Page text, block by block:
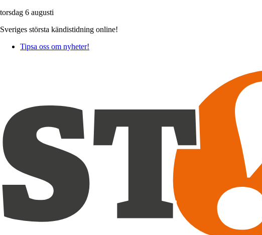
torsdag 6 augusti
Sveriges största kändistidning online!
Tipsa oss om nyheter!